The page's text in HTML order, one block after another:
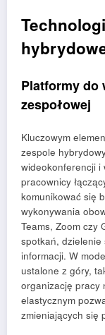
Platformy do
zespołowej
Kluczowym
zespole
wideokonferencji i
pracownicy
komunikować się
wykonywania
Teams, Zoom czy
spotkań, dzielenie
informacji. W
ustalone z góry,
organizację pracy
elastycznym
zmieniających się